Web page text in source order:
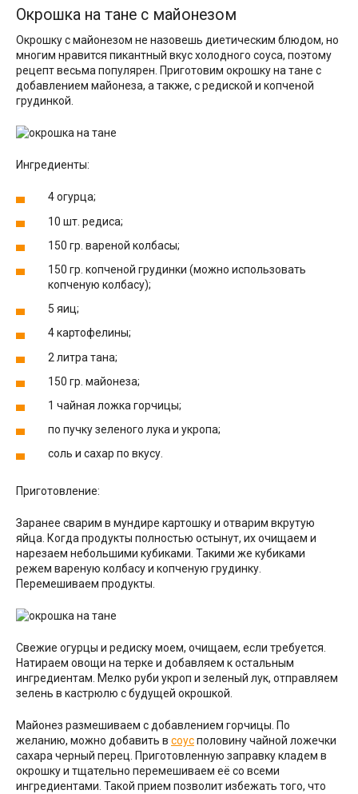
Окрошка на тане с майонезом
Окрошку с майонезом не назовешь диетическим блюдом, но
многим нравится пикантный вкус холодного соуса, поэтому
рецепт весьма популярен. Приготовим окрошку на тане с
добавлением майонеза, а также, с редиской и копченой
грудинкой.
Ингредиенты:
4 огурца;
10 шт. редиса;
150 гр. вареной колбасы;
150 гр. копченой грудинки (можно использовать
копченую колбасу);
5 яиц;
4 картофелины;
2 литра тана;
150 гр. майонеза;
1 чайная ложка горчицы;
по пучку зеленого лука и укропа;
соль и сахар по вкусу.
Приготовление:
Заранее сварим в мундире картошку и отварим вкрутую
яйца. Когда продукты полностью остынут, их очищаем и
нарезаем небольшими кубиками. Такими же кубиками
режем вареную колбасу и копченую грудинку.
Перемешиваем продукты.
Свежие огурцы и редиску моем, очищаем, если требуется.
Натираем овощи на терке и добавляем к остальным
ингредиентам. Мелко руби укроп и зеленый лук, отправляем
зелень в кастрюлю с будущей окрошкой.
Майонез размешиваем с добавлением горчицы. По
желанию, можно добавить в соусполовину чайной ложечки
сахара черный перец. Приготовленную заправку кладем в
окрошку и тщательно перемешиваем её со всеми
ингредиентами. Такой прием позволит избежать того, что